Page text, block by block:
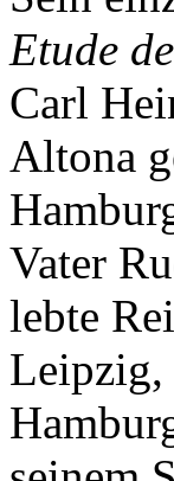
Etude
Carl
Altona
Vater
lebte
Leipzig,